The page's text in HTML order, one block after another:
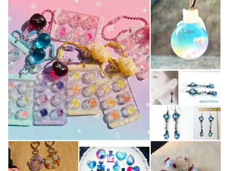
用いたレシピですので、レジン初心者さんにも挑戦しや
すい作品です。きれいに仕上げるコツなどを含め、詳し
い作り方をご説明いたします。
クリアピンクのボディの上にいちごみるくカラーのレジ
ンを塗り広げ、クリームを描くデザインです。ハートの
ホログラムをいちごの果実に、星パーツをヘタに、そし
てブリオン種に見立てています。可愛いいちごみるくカ
ラーのキーホルダーは、バレンタインのラッピングに添
えるのにも大活躍間違いなしです。 使うのはオマケと基
本アイテム、そしてベーシックなテクニックを用いたレ
シピですので、レジン初心者さんにも挑戦しやすい作品
です。きれいに仕上げるコツなどを含め、詳しい作り方
をご説明いたします。